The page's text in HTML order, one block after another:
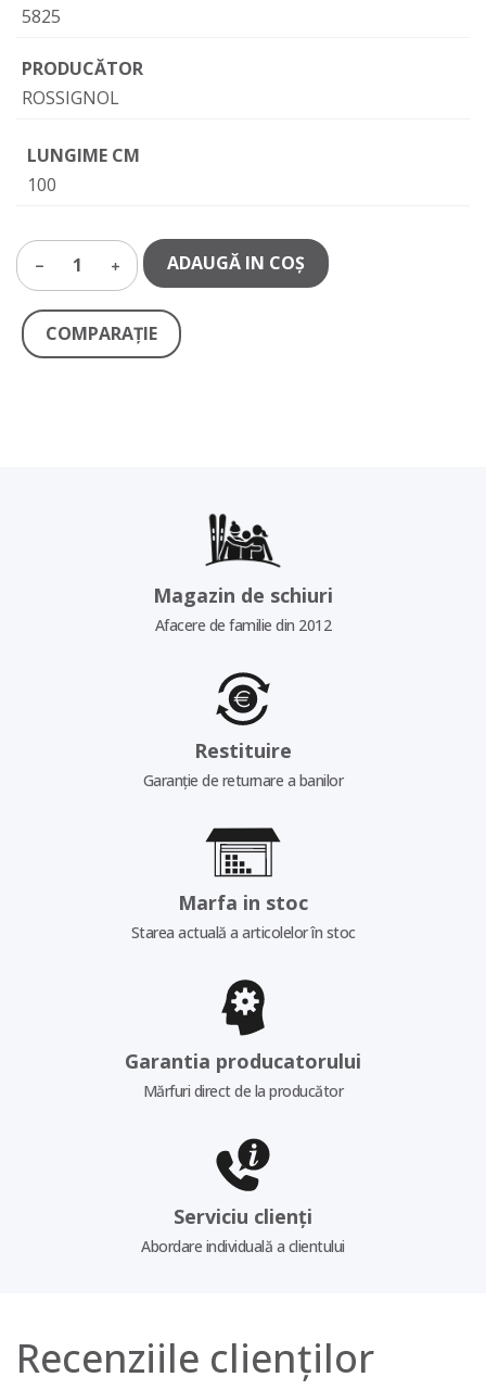
5825
PRODUCĂTOR
ROSSIGNOL
LUNGIME CM
100
1 ADAUGĂ IN COŞ
COMPARAŢIE
Magazin de schiuri
Afacere de familie din 2012
Restituire
Garanție de returnare a banilor
Marfa in stoc
Starea actuală a articolelor în stoc
Garantia producatorului
Mărfuri direct de la producător
Serviciu clienți
Abordare individuală a clientului
Recenziile clienților